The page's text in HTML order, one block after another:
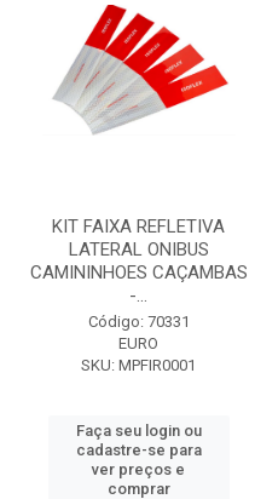
KIT FAIXA REFLETIVA
LATERAL ONIBUS
CAMININHOES CAÇAMBAS
-...
Código: 70331
EURO
SKU: MPFIR0001
Faça seu login ou
cadastre-se para
ver preços e
comprar